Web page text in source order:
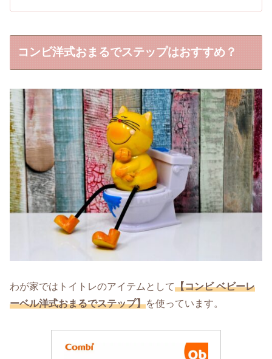
コンビ洋式おまるでステップはおすすめ？
わが家ではトイトレのアイテムとして【コンビ ベビーレ
ーベル洋式おまるでステップ】を使っています。